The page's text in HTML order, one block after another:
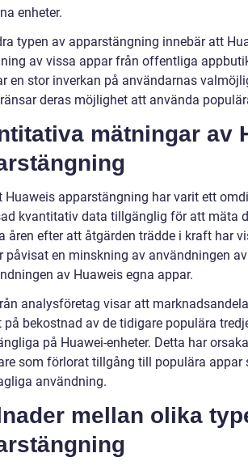
enheter.
typen av apparstängning innebär att
av vissa appar från offentliga
en stor inverkan på användarnas
deras möjlighet att använda
mätningar av
Huaweis apparstängning har varit ett
kvantitativ data tillgänglig för att mäta
åren efter att åtgärden trädde i kraft har
påvisat en minskning av användningen
av Huaweis egna appar.
analysföretag visar att
på bekostnad av de tidigare populära
på Huawei-enheter. Detta har
som förlorat tillgång till populära appar
användning.
mellan olika